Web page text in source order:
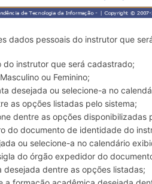
dados pessoais do instrutor que
do instrutor que será cadastrado;
ou Feminino;
desejada ou selecione-a no
as opções listadas pelo sistema;
dentre as opções disponibilizadas
do documento de identidade do
ou selecione-a no calendário
do órgão expedidor do
desejada dentre as opções listadas;